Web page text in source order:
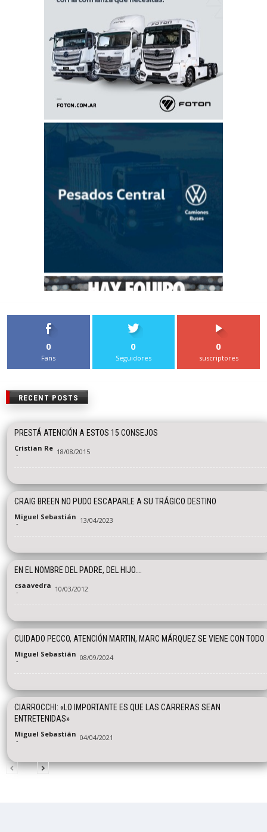
0
Fans
0
Seguidores
0
suscriptores
RECENT POSTS
PRESTÁ ATENCIÓN A ESTOS 15 CONSEJOS
Cristian Re
- 18/08/2015
CRAIG BREEN NO PUDO ESCAPARLE A SU TRÁGICO DESTINO
Miguel Sebastián
- 13/04/2023
EN EL NOMBRE DEL PADRE, DEL HIJO….
csaavedra
- 10/03/2012
CUIDADO PECCO, ATENCIÓN MARTIN, MARC MÁRQUEZ SE VIENE CON TODO
Miguel Sebastián
- 08/09/2024
CIARROCCHI: «LO IMPORTANTE ES QUE LAS CARRERAS SEAN
ENTRETENIDAS»
Miguel Sebastián
- 04/04/2021